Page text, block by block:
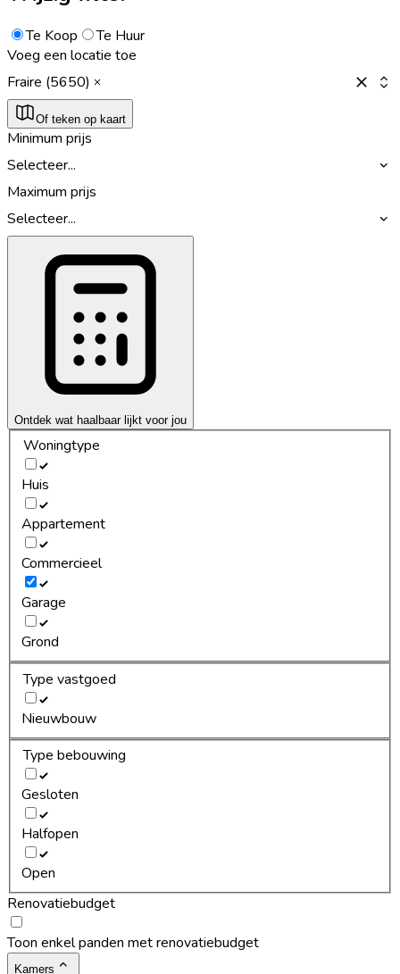
Te Koop
Te Huur
Voeg een locatie toe
Fraire (5650)
Of teken op kaart
Minimum prijs
Selecteer...
Maximum prijs
Selecteer...
Ontdek wat haalbaar lijkt voor jou
Woningtype
Huis
Appartement
Commercieel
Garage
Grond
Type vastgoed
Nieuwbouw
Type bebouwing
Gesloten
Halfopen
Open
Renovatiebudget
Toon enkel panden met renovatiebudget
Kamers